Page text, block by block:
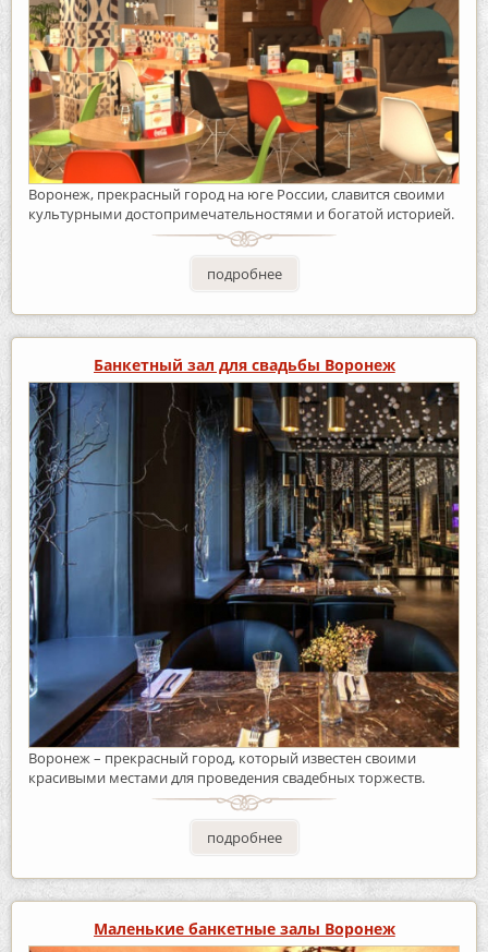
Воронеж, прекрасный город на юге России, славится своими
культурными достопримечательностями и богатой историей.
подробнее
Банкетный зал для свадьбы Воронеж
Воронеж – прекрасный город, который известен своими
красивыми местами для проведения свадебных торжеств.
подробнее
Маленькие банкетные залы Воронеж